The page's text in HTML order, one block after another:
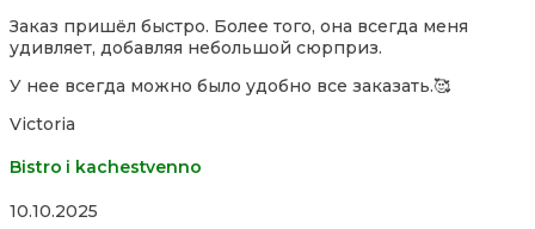
out
of
Заказ пришёл быстро. Более того, она всегда меня
удивляет, добавляя небольшой сюрприз.
У нее всегда можно было удобно все заказать.🥰
Victoria
Bistro i kachestvenno
Rated
10.10.2025